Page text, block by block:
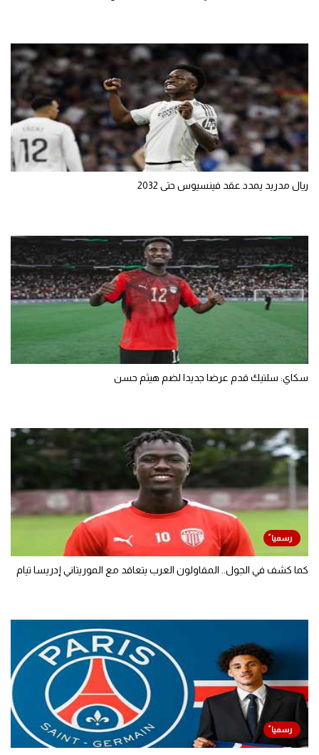
ريال مدريد يمدد عقد فينسيوس حتى 2032
سكاي: سلتيك قدم عرضا جديدا لضم هيثم حسن
كما كشف في الجول.. المقاولون العرب يتعاقد مع الموريتاني إدريسا تيام